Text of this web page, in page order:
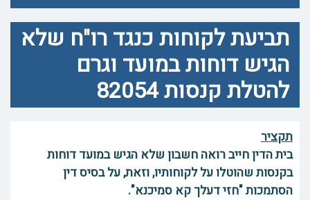
תביעת לקוחות כנגד רו"ח שלא
הגיש דוחות במועד וגרם
להטלת קנסות 82054
תקציר
בית הדין חייב רואה חשבון שלא הגיש במועד דוחות
בקנסות שהוטלו על לקוחותיו, וזאת, על בסיס דין
הסתמכות "חזי דעלך קא סמיכנא".